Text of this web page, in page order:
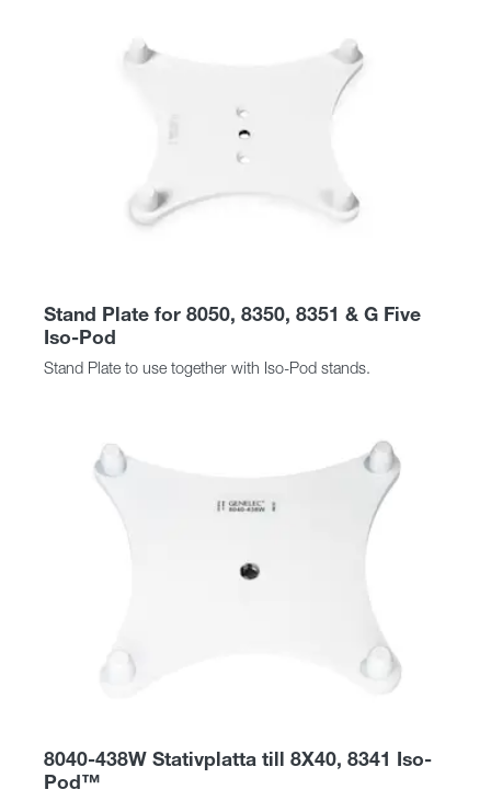
Stand Plate for 8050, 8350, 8351 & G Five
Iso-Pod
Stand Plate to use together with Iso-Pod stands.
8040-438W Stativplatta till 8X40, 8341 Iso-
Pod™